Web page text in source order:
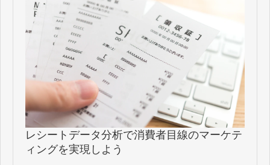
レシートデータ分析で消費者目線のマーケテ
ィングを実現しよう